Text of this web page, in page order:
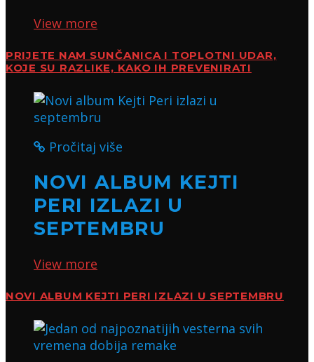
View more
PRIJETE NAM SUNČANICA I TOPLOTNI UDAR,
KOJE SU RAZLIKE, KAKO IH PREVENIRATI
Pročitaj više
NOVI ALBUM KEJTI
PERI IZLAZI U
SEPTEMBRU
View more
NOVI ALBUM KEJTI PERI IZLAZI U SEPTEMBRU